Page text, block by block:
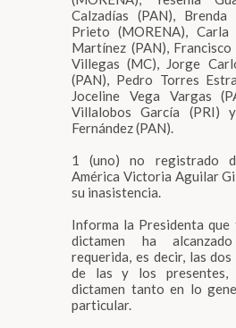
Calzadías (PAN), Brenda
Prieto (MORENA), Carla
Martínez (PAN), Francisco
Villegas (MC), Jorge
(PAN), Pedro Torres
Joceline Vega Vargas
Villalobos García (PRI)
Fernández (PAN).
1 (uno) no registrado
América Victoria Aguilar
su inasistencia.
Informa la Presidenta que
dictamen ha
requerida, es decir, las
de las y los presentes,
dictamen tanto en lo
particular.